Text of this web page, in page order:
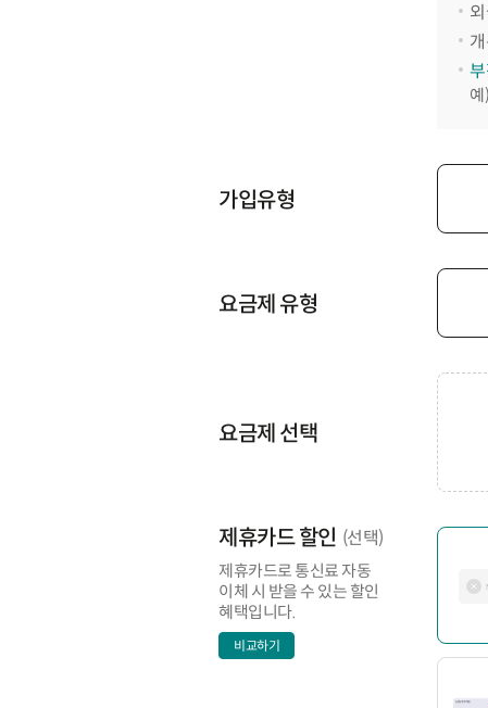
가입유형
요금제 유형
요금제 선택
제휴카드 할인 (선택)
제휴카드로 통신료 자동
이체 시 받을 수 있는 할인
혜택입니다.
비교하기